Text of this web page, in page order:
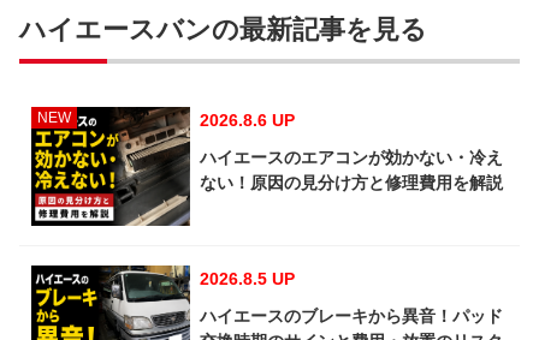
ハイエースバンの最新記事を見る
NEW
2026.8.6 UP
ハイエースのエアコンが効かない・冷え
ない！原因の見分け方と修理費用を解説
2026.8.5 UP
ハイエースのブレーキから異音！パッド